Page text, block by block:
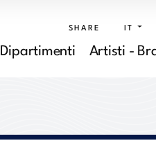
SHARE IT
Dipartimenti Artisti -